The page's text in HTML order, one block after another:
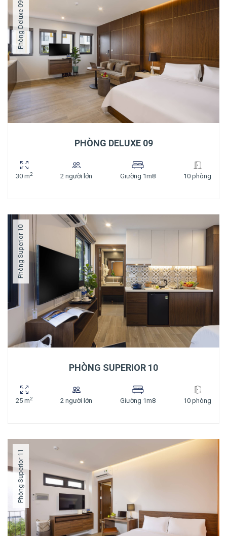
Phòng Deluxe 09
PHÒNG DELUXE 09
30 m2 2 người lớn Giường 1m8 10 phòng
Phòng Superior 10
PHÒNG SUPERIOR 10
25 m2 2 người lớn Giường 1m8 10 phòng
Phòng Superior 11